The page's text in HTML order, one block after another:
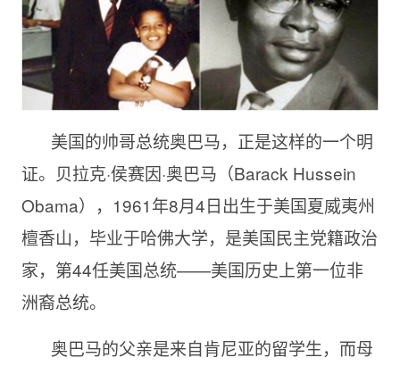
美国的帅哥总统奥巴马，正是这样的一个明
证。贝拉克·侯赛因·奥巴马（Barack Hussein
Obama），1961年8月4日出生于美国夏威夷州
檀香山，毕业于哈佛大学，是美国民主党籍政治
家，第44任美国总统——美国历史上第一位非
洲裔总统。
奥巴马的父亲是来自肯尼亚的留学生，而母